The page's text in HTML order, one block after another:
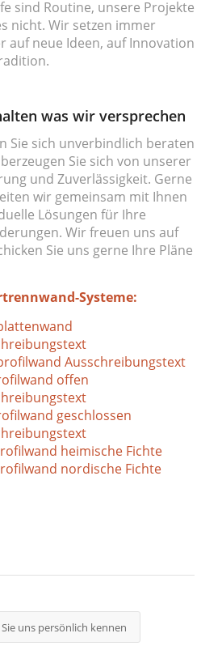
sind Routine, unsere Projekte
nicht. Wir setzen immer
auf neue Ideen, auf Innovation
was wir versprechen
Sie sich unverbindlich beraten
Sie sich von unserer
und Zuverlässigkeit. Gerne
wir gemeinsam mit Ihnen
Lösungen für Ihre
Wir freuen uns auf
Sie uns gerne Ihre Pläne
Systeme:
Ausschreibungstext
offen
geschlossen
heimische Fichte
nordische Fichte
uns persönlich kennen